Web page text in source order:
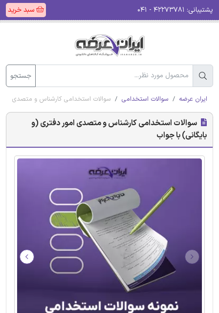
پشتیبانی: سبد خرید
جستجو
ایران عرضه سوالات استخدامی سوالات استخدامی کارشناس و متصدی
سوالات استخدامی کارشناس و متصدی امور دفتری (و
بایگانی) با جواب